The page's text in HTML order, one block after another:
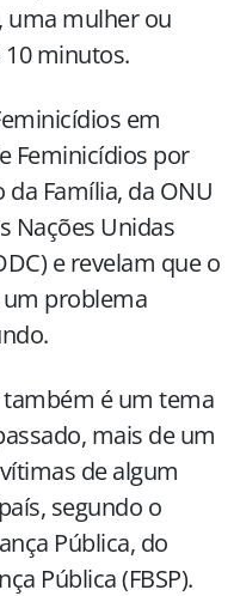
uma mulher ou
10 minutos.
em
Feminicídios por
Família, da ONU
Nações Unidas
e revelam que o
problema
é um tema
mais de um
de algum
segundo o
Pública, do
Pública (FBSP).